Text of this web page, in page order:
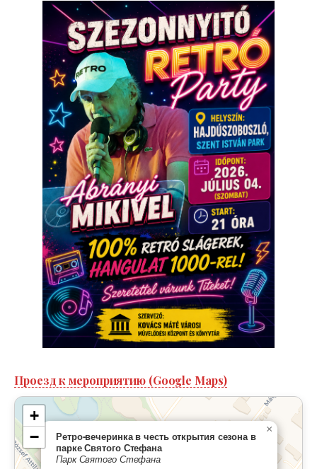
Проезд к мероприятию (Google Maps)
Ретро-вечеринка в честь открытия сезона в
парке Святого Стефана
Парк Святого Стефана
×
+
−